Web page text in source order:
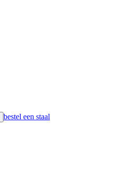
bestel een staal